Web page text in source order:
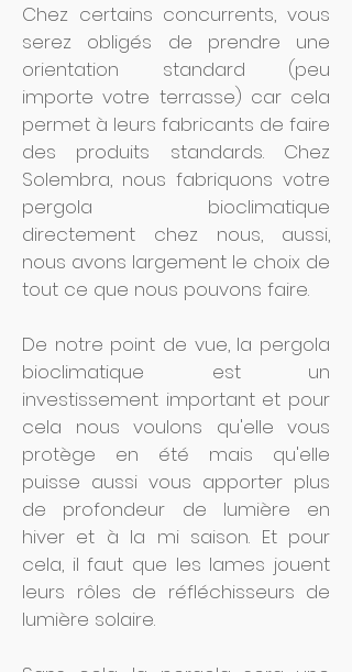
Chez certains concurrents, vous
serez obligés de prendre une
orientation standard (peu
importe votre terrasse) car cela
permet à leurs fabricants de faire
des produits standards. Chez
Solembra, nous fabriquons votre
pergola bioclimatique
directement chez nous, aussi,
nous avons largement le choix de
tout ce que nous pouvons faire.
De notre point de vue, la pergola
bioclimatique est un
investissement important et pour
cela nous voulons qu'elle vous
protège en été mais qu'elle
puisse aussi vous apporter plus
de profondeur de lumière en
hiver et à la mi saison. Et pour
cela, il faut que les lames jouent
leurs rôles de réfléchisseurs de
lumière solaire.